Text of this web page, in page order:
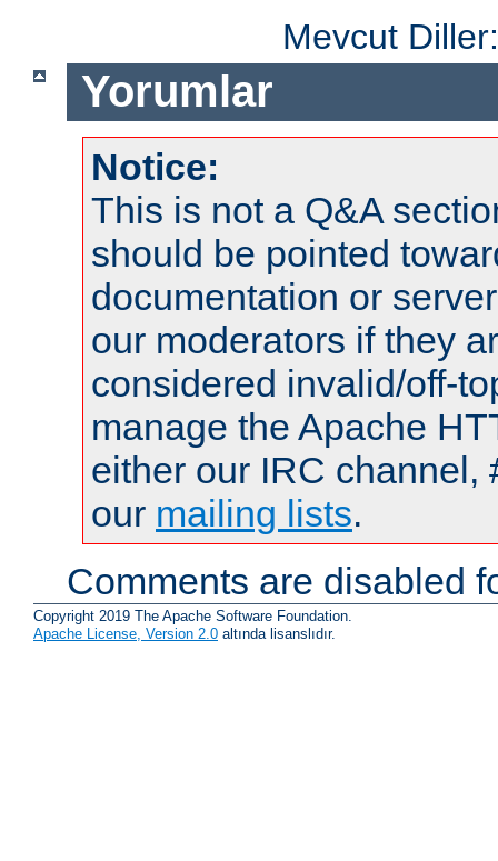
Mevcut
Yorumlar
Notice:
This is not a Q&A
should be pointed
documentation or
our moderators if they
considered invalid/off-
manage the Apache
either our IRC channel,
our mailing lists.
Comments are disabled
Copyright 2019 The Apache Software Foundation.
Apache License, Version 2.0 altında lisanslıdır.